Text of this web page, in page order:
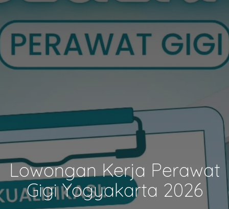
Lowongan Kerja Perawat
Gigi Yogyakarta 2026